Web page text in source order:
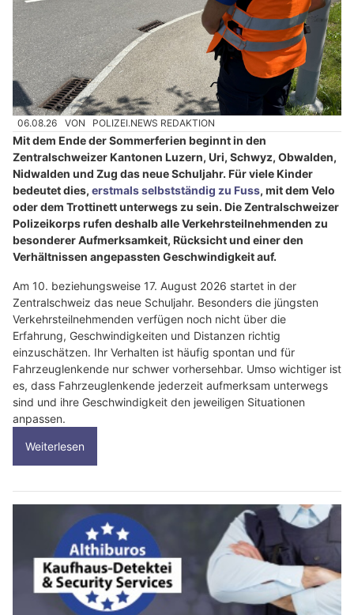
06.08.26 VON POLIZEI.NEWS REDAKTION
Mit dem Ende der Sommerferien beginnt in den
Zentralschweizer Kantonen Luzern, Uri, Schwyz, Obwalden,
Nidwalden und Zug das neue Schuljahr. Für viele Kinder
bedeutet dies, erstmals selbstständig zu Fuss, mit dem Velo
oder dem Trottinett unterwegs zu sein. Die Zentralschweizer
Polizeikorps rufen deshalb alle Verkehrsteilnehmenden zu
besonderer Aufmerksamkeit, Rücksicht und einer den
Verhältnissen angepassten Geschwindigkeit auf.
Am 10. beziehungsweise 17. August 2026 startet in der
Zentralschweiz das neue Schuljahr. Besonders die jüngsten
Verkehrsteilnehmenden verfügen noch nicht über die
Erfahrung, Geschwindigkeiten und Distanzen richtig
einzuschätzen. Ihr Verhalten ist häufig spontan und für
Fahrzeuglenkende nur schwer vorhersehbar. Umso wichtiger ist
es, dass Fahrzeuglenkende jederzeit aufmerksam unterwegs
sind und ihre Geschwindigkeit den jeweiligen Situationen
anpassen.
Weiterlesen